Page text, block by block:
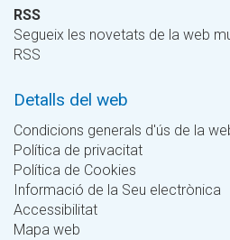
RSS
Segueix les novetats de la web
RSS
Detalls del web
Condicions generals d'ús de la
Política de privacitat
Política de Cookies
Informació de la Seu electrònica
Accessibilitat
Mapa web